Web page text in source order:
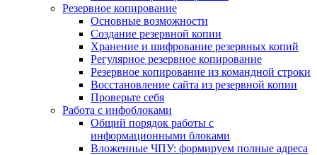
Резервное копирование
Основные возможности
Создание резервной копии
Хранение и шифрование резервных копий
Регулярное резервное копирование
Резервное копирование из командной строки
Восстановление сайта из резервной копии
Проверьте себя
Работа с инфоблоками
Общий порядок работы с
информационными блоками
Вложенные ЧПУ: формируем полные адреса